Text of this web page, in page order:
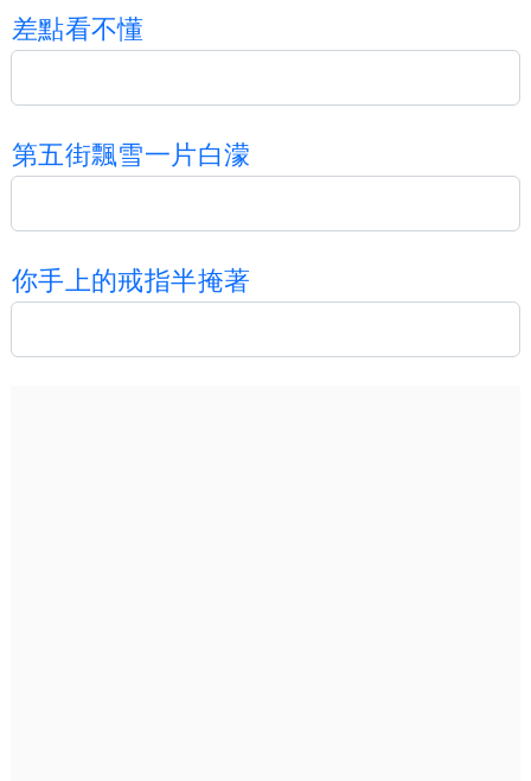
差點看不懂
第五街飄雪一片白濛
你手上的戒指半掩著